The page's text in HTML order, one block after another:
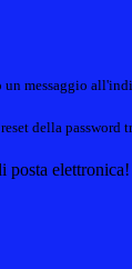
un messaggio
della password
posta elettronica!